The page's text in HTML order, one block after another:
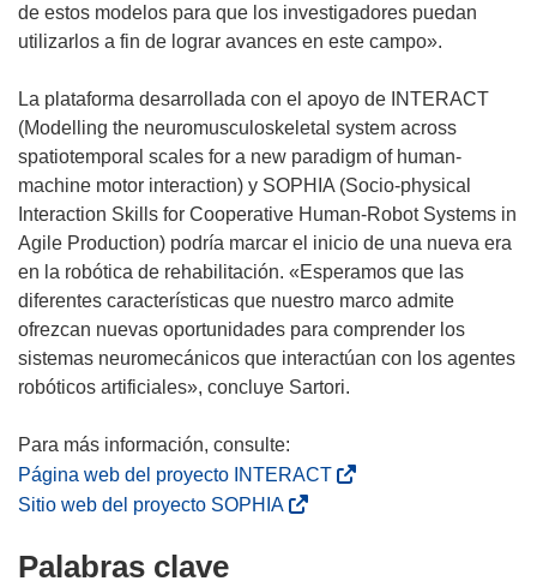
de estos modelos para que los investigadores puedan
utilizarlos a fin de lograr avances en este campo».
La plataforma desarrollada con el apoyo de INTERACT
(Modelling the neuromusculoskeletal system across
spatiotemporal scales for a new paradigm of human-
machine motor interaction) y SOPHIA (Socio-physical
Interaction Skills for Cooperative Human-Robot Systems in
Agile Production) podría marcar el inicio de una nueva era
en la robótica de rehabilitación. «Esperamos que las
diferentes características que nuestro marco admite
ofrezcan nuevas oportunidades para comprender los
sistemas neuromecánicos que interactúan con los agentes
robóticos artificiales», concluye Sartori.
Página web del proyecto INTERACT(
Sitio web del proyecto SOPHIA
Palabras clave